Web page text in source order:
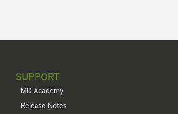
SUPPORT
MD Academy
Release Notes